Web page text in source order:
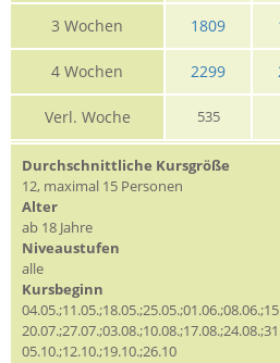
3 Wochen 1809
4 Wochen 2299
Verl. Woche 535
Durchschnittliche Kursgröße
12, maximal 15 Personen
Alter
ab 18 Jahre
Niveaustufen
alle
Kursbeginn
05.10.;12.10.;19.10.;26.10